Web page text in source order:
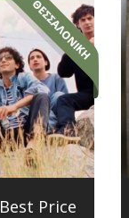
Best Price